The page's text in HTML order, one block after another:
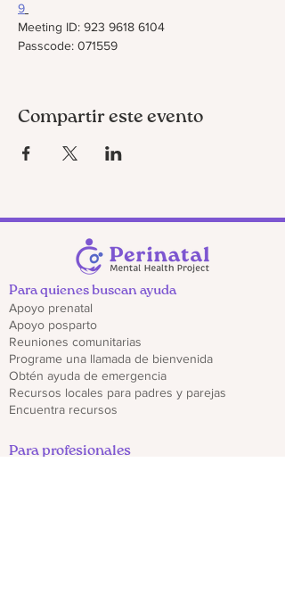
9
Meeting ID: 923 9618 6104
Passcode: 071559
Compartir este evento
Para quienes buscan ayuda
Apoyo prenatal
Apoyo posparto
Reuniones comunitarias
Programe una llamada de bienvenida
Obtén ayuda de emergencia
Recursos locales para padres y parejas
Encuentra recursos
Para profesionales